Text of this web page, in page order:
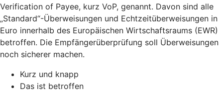
Verification of Payee, kurz VoP, genannt. Davon sind alle
„Standard“-Überweisungen und Echtzeitüberweisungen in
Euro innerhalb des Europäischen Wirtschaftsraums (EWR)
betroffen. Die Empfängerüberprüfung soll Überweisungen
noch sicherer machen.
Kurz und knapp
Das ist betroffen